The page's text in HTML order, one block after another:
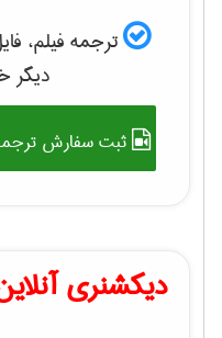
ترجمه فیلم،
دیگر
ثبت سفارش
دیکشنری